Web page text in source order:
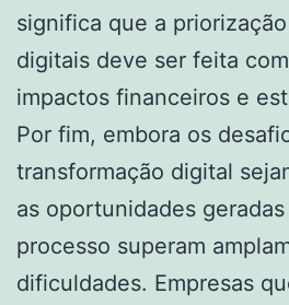
significa que a
digitais deve ser feita
impactos financeiros e
Por fim, embora os
transformação digital
as oportunidades
processo superam
dificuldades. Empresas